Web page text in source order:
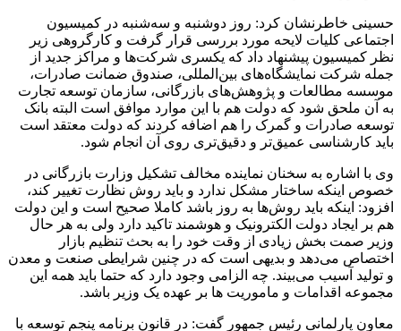
حسینی خاطرنشان کرد: روز دوشنبه و سه‌شنبه در کمیسیون
اجتماعی کلیات لایحه مورد بررسی قرار گرفت و کارگروهی زیر
نظر کمیسیون پیشنهاد داد که یکسری شرکت‌ها و مراکز جدید از
جمله شرکت نمایشگاه‌های بین‌المللی، صندوق ضمانت صادرات،
موسسه مطالعات و پژوهش‌های بازرگانی، سازمان توسعه تجارت
به آن ملحق شود که دولت هم با این موارد موافق است البته بانک
توسعه صادرات و گمرک را هم اضافه کردند که دولت معتقد است
باید کارشناسی عمیق‌تر و دقیق‌تری روی آن انجام شود.
وی با اشاره به سخنان نماینده مخالف تشکیل وزارت بازرگانی در
خصوص اینکه ساختار مشکل ندارد و باید روش نظارت تغییر کند،
افزود: اینکه باید روش‌ها به روز باشد کاملا صحیح است و این دولت
هم بر ایجاد دولت الکترونیک و هوشمند تاکید دارد ولی به هر حال
وزیر صمت بخش زیادی از وقت خود را به بحث تنظیم بازار
اختصاص می‌دهد و بدیهی است که در چنین شرایطی صنعت و معدن
و تولید آسیب می‌بیند. چه الزامی وجود دارد که حتما باید همه این
مجموعه اقدامات و ماموریت ها بر عهده یک وزیر باشد.
معاون پارلمانی رئیس جمهور گفت: در قانون برنامه پنجم توسعه با